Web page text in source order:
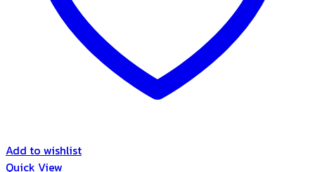
Add to wishlist
Quick View